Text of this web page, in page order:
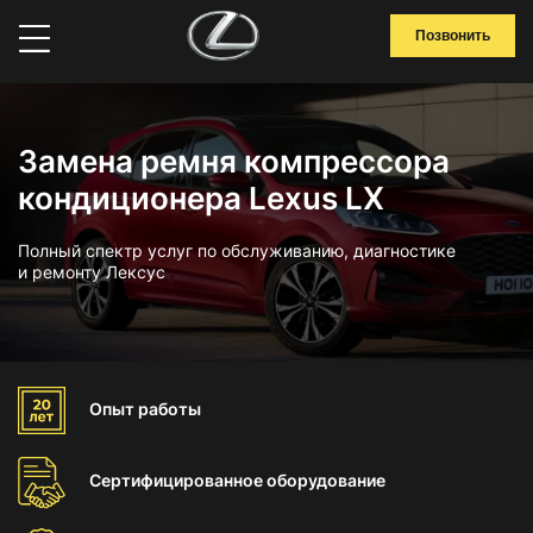
Позвонить
Замена ремня компрессора
кондиционера Lexus LX
Полный спектр услуг по обслуживанию, диагностике
и ремонту Лексус
Опыт работы
Сертифицированноеоборудование